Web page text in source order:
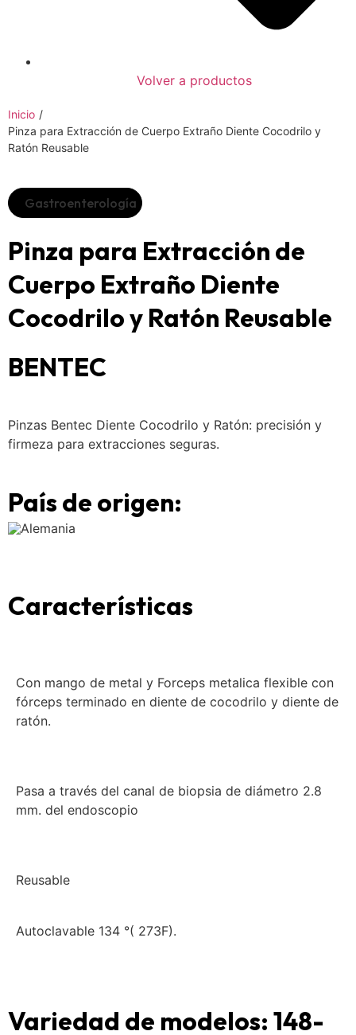
Volver a productos
Inicio /
Pinza para Extracción de Cuerpo Extraño Diente Cocodrilo y
Ratón Reusable
Gastroenterología
Pinza para Extracción de
Cuerpo Extraño Diente
Cocodrilo y Ratón Reusable
BENTEC
Pinzas Bentec Diente Cocodrilo y Ratón: precisión y
firmeza para extracciones seguras.
País de origen:
Alemania
Características
Con mango de metal y Forceps metalica flexible con
fórceps terminado en diente de cocodrilo y diente de
ratón.
Pasa a través del canal de biopsia de diámetro 2.8
mm. del endoscopio
Reusable
Autoclavable 134 °( 273F).
Variedad de modelos: 148-